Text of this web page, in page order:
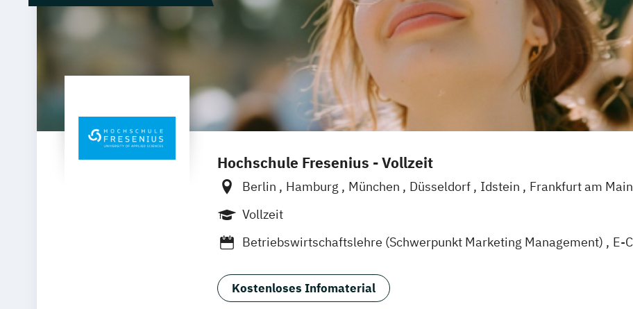
Hochschule Fresenius - Vollzeit
Berlin Hamburg München Düsseldorf Idstein Frankfurt am Main
Wolfenbüttel
Vollzeit
Betriebswirtschaftslehre (Schwerpunkt Marketing Management)
E-
Medienmanagement und Digitales Marketing
Hotel- und Eventmanagement
Kostenloses Infomaterial